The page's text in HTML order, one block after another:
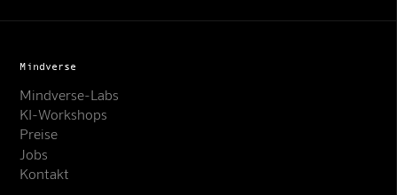
Mindverse
Mindverse-Labs
KI-Workshops
Preise
Jobs
Kontakt